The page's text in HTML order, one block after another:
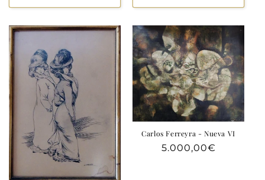
Carlos Ferreyra - Nueva VI
Precio
5.000,00€